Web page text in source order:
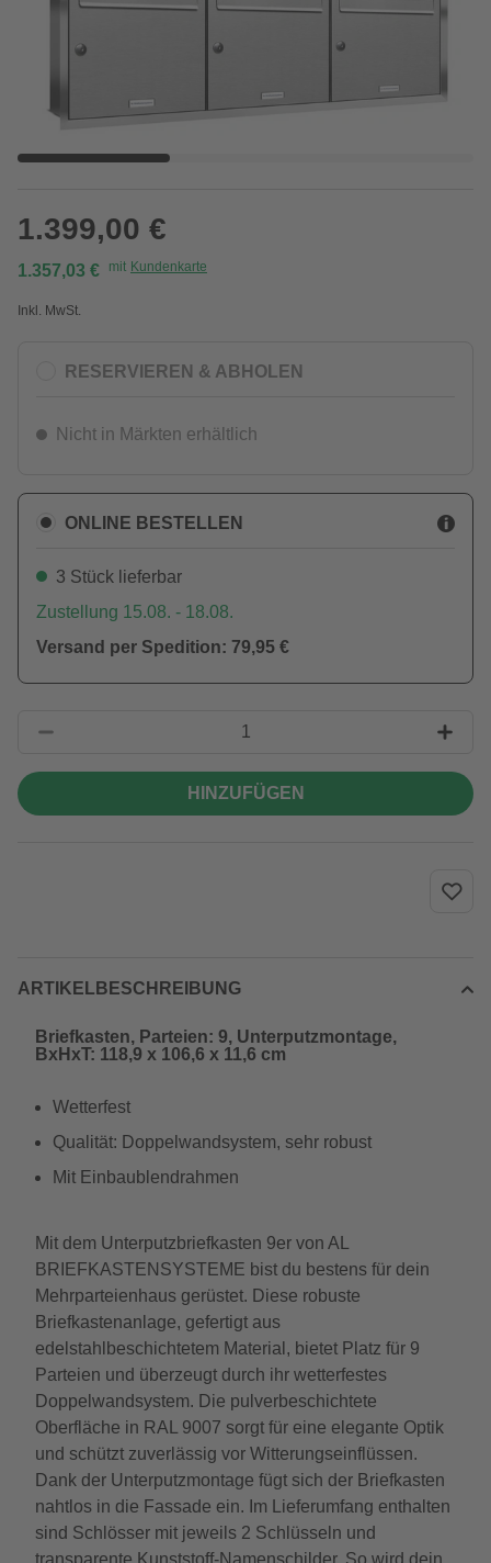
1.399,00 €
1.357,03 € mit Kundenkarte
Inkl. MwSt.
RESERVIEREN & ABHOLEN
Nicht in Märkten erhältlich
ONLINE BESTELLEN
3 Stück lieferbar
Zustellung 15.08. - 18.08.
Versand per Spedition: 79,95 €
HINZUFÜGEN
ARTIKELBESCHREIBUNG
Briefkasten, Parteien: 9, Unterputzmontage,
BxHxT: 118,9 x 106,6 x 11,6 cm
Wetterfest
Qualität: Doppelwandsystem, sehr robust
Mit Einbaublendrahmen
Mit dem Unterputzbriefkasten 9er von AL
BRIEFKASTENSYSTEME bist du bestens für dein
Mehrparteienhaus gerüstet. Diese robuste
Briefkastenanlage, gefertigt aus
edelstahlbeschichtetem Material, bietet Platz für 9
Parteien und überzeugt durch ihr wetterfestes
Doppelwandsystem. Die pulverbeschichtete
Oberfläche in RAL 9007 sorgt für eine elegante Optik
und schützt zuverlässig vor Witterungseinflüssen.
Dank der Unterputzmontage fügt sich der Briefkasten
nahtlos in die Fassade ein. Im Lieferumfang enthalten
sind Schlösser mit jeweils 2 Schlüsseln und
transparente Kunststoff-Namenschilder. So wird dein